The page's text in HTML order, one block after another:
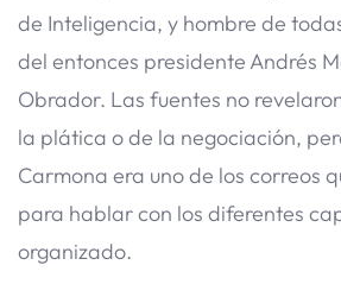
de Inteligencia, y hombre de
del entonces presidente Andrés
Obrador. Las fuentes no
la plática o de la negociación,
Carmona era uno de los correos
para hablar con los diferentes
organizado.